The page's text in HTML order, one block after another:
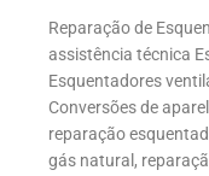
Reparação de
assistência técnica
Esquentadores
Conversões de
reparação
gás natural,